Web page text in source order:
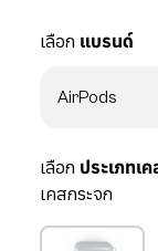
เลือก แบรนด์
AirPods
เลือก ประเภทเค
เคสกระจก